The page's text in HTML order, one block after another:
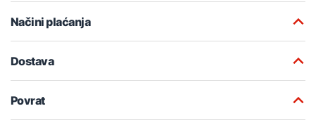
Načini plaćanja
Dostava
Povrat